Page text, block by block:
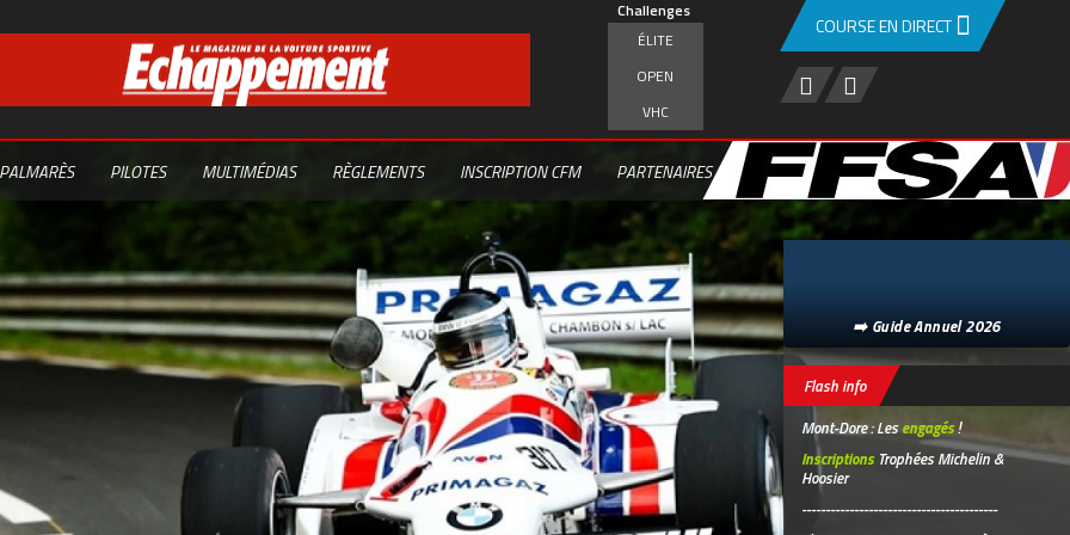
Challenges
ÉLITE
OPEN
VHC
PALMARÈS PILOTES MULTIMÉDIAS RÈGLEMENTS INSCRIPTION CFM PARTENAIRES
COURSE EN DIRECT
➡️ Guide Annuel 2026
Flash info
Mont-Dore : Lesengagés!
InscriptionsTrophées Michelin &
Hoosier
-----------------------------------------